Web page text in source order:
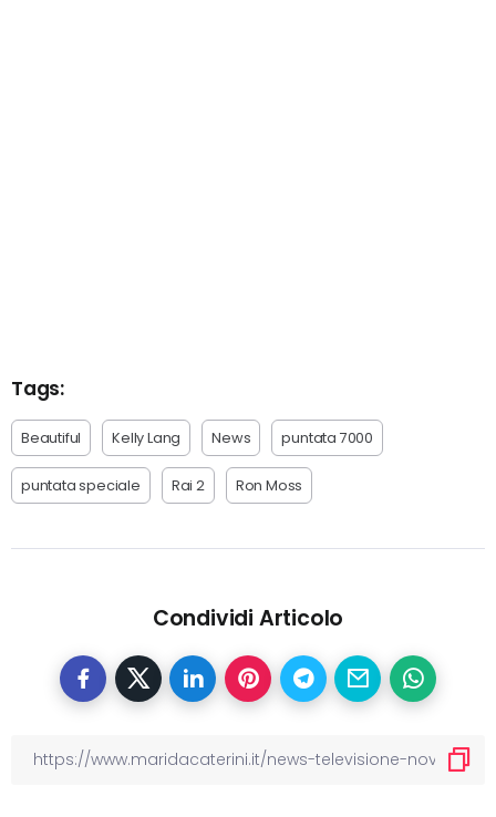
Tags:
Beautiful Kelly Lang News puntata 7000
puntata speciale Rai 2 Ron Moss
Condividi Articolo